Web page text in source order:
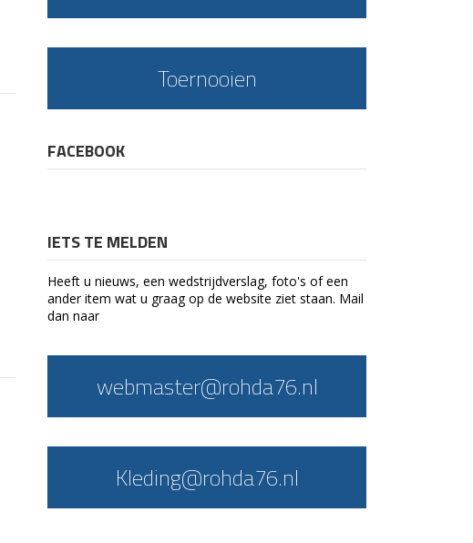
Toernooien
FACEBOOK
IETS TE MELDEN
Heeft u nieuws, een wedstrijdverslag, foto's of een
ander item wat u graag op de website ziet staan. Mail
dan naar
webmaster@rohda76.nl
Kleding@rohda76.nl